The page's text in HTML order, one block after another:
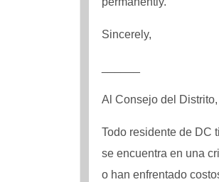
Sincerely,
Al Consejo del Distrito,
Todo residente de DC
se encuentra en una
o han enfrentado